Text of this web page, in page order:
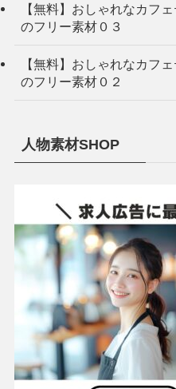
【無料】おしゃれなカフ
のフリー素材０３
【無料】おしゃれなカフ
のフリー素材０２
人物素材SHOP